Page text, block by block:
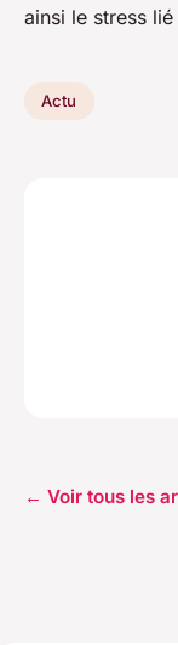
ainsi le stress
Actu
← Voir tous les